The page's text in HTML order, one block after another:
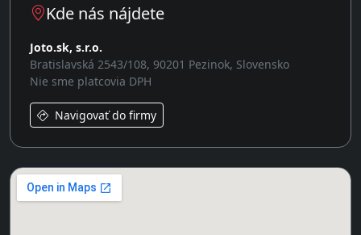
Kde nás nájdete
Joto.sk, s.r.o.
Bratislavská 2543/108, 90201 Pezinok, Slovensko
Nie sme platcovia DPH
Navigovať do firmy